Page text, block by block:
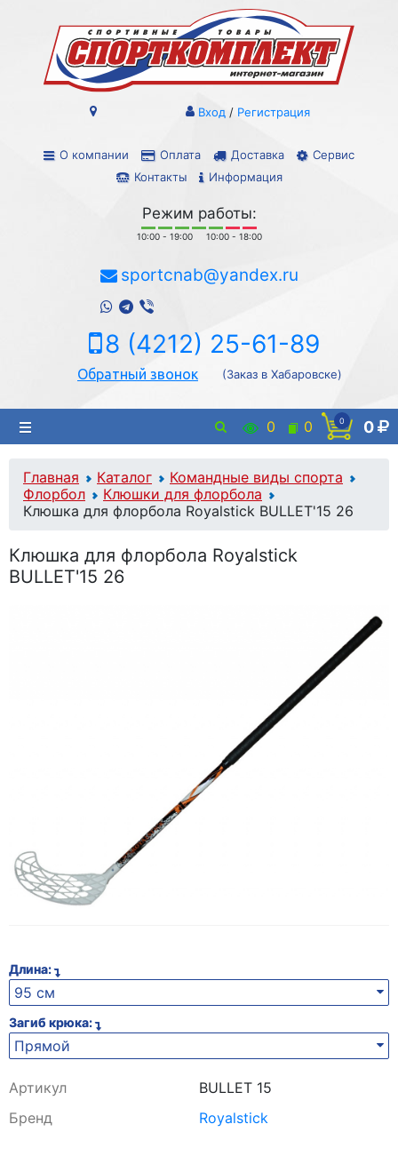
О компании Оплата Доставка
Сервис
Контакты
Информация
Вход / Регистрация
Режим работы:
10:00 - 19:00 10:00 - 18:00
sportcnab@yandex.ru
8 (4212) 25-61-89
Обратный звонок (Заказ в Хабаровске)
0 0 0 0
Главная Каталог
Командные виды спорта
Флорбол
Клюшки для флорбола
Клюшка для флорбола Royalstick BULLET'15 26
Клюшка для флорбола Royalstick
BULLET'15 26
Длина:
95 см
Загиб крюка:
Прямой
Артикул
BULLET 15
Бренд
Royalstick